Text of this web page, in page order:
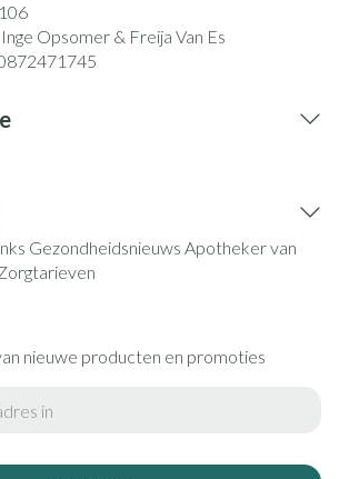
Inge Opsomer & Freija Van Es
Gezondheidsnieuws Apotheker van
nieuwe producten en promoties